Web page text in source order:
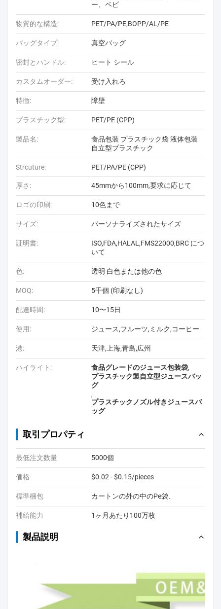
ー、ベビ
物質的な構造: PET/PA/PE,BOPP/AL/PE
バッグタイプ: 真空バッグ
密封とハンドル: ヒート シール
カスタムオーダー: 受け入れろ
特徴: 障壁
プラスチック型: PET/PE (CPP)
製品名:
食品包装 プラスチック袋 液体包装
自立型プラスチック
Strcuture: PET/PA/PE (CPP)
厚さ: 45mmから100mm,要求に応じて
ロゴの印刷: 10色まで
サイズ: パーソナライズされたサイズ
証明書:
ISO,FDA,HALAL,FMS22000,BRC につ
いて
色: 透明 白色または他の色
MOQ: 5千個 (印刷なし)
配達時間: 10〜15日
使用: ジュース,フルーツ,ミルク,コーヒー
港: 天津,上海,青島,広州
ハイライト: 食品グレードのジュース包装袋,
プラスチック製自立型ジュースバッ
グ
,
プラスチックノズル付きジュースバ
ッグ
取引プロパティ
最低注文数量 5000個
価格 $0.02 - $0.15/pieces
標準梱包 カートンの外の中のPe袋、
補給能力 1ヶ月あたり100万枚
製品説明